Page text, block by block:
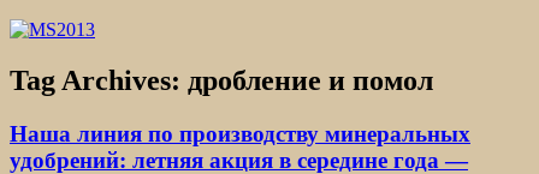
Tag Archives: дробление и помол
Наша линия по производству минеральных
удобрений: летняя акция в середине года —